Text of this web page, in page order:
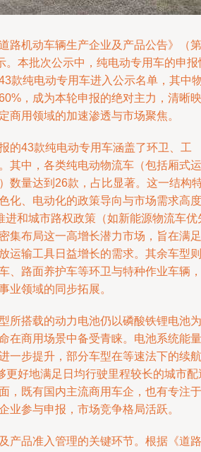
路机动车辆生产企业及产品公告》（第
。本批次公示中，纯电动专用车的申报
款纯电动专用车进入公示名单，其中
，成为本轮申报的绝对主力，清晰映
商用领域的加速渗透与市场聚焦。
的43款纯电动专用车涵盖了环卫、工
其中，各类纯电动物流车（包括厢式运
数量达到26款，占比显著。这一结构
化、电动化的政策导向与市场需求高度
进和城市路权政策（如新能源物流车优
集布局这一高增长潜力市场，旨在满足
运输工具日益增长的需求。其余车型则
、路面养护车等环卫与特种作业车辆，
业领域的同步拓展。
所搭载的动力电池仍以磷酸铁锂电池为
在商用场景中备受青睐。电池系统能量
一步提升，部分车型在等速法下的续航
更好地满足日均行驶里程较长的城市配
，既有国内主流商用车企，也有专注于
业参与申报，市场竞争格局活跃。
产品准入管理的关键环节。根据《道路